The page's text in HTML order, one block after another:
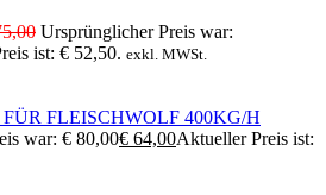
Ursprünglicher Preis war:
ist: € 52,50. exkl. MWSt.
FLEISCHWOLF 400KG/H
war: € 80,00€ 64,00Aktueller Preis ist: